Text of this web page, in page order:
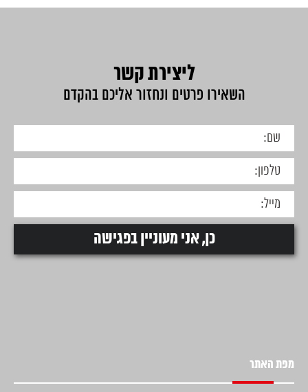
ליצירת קשר
השאירו פרטים ונחזור אליכם בהקדם
מפת האתר